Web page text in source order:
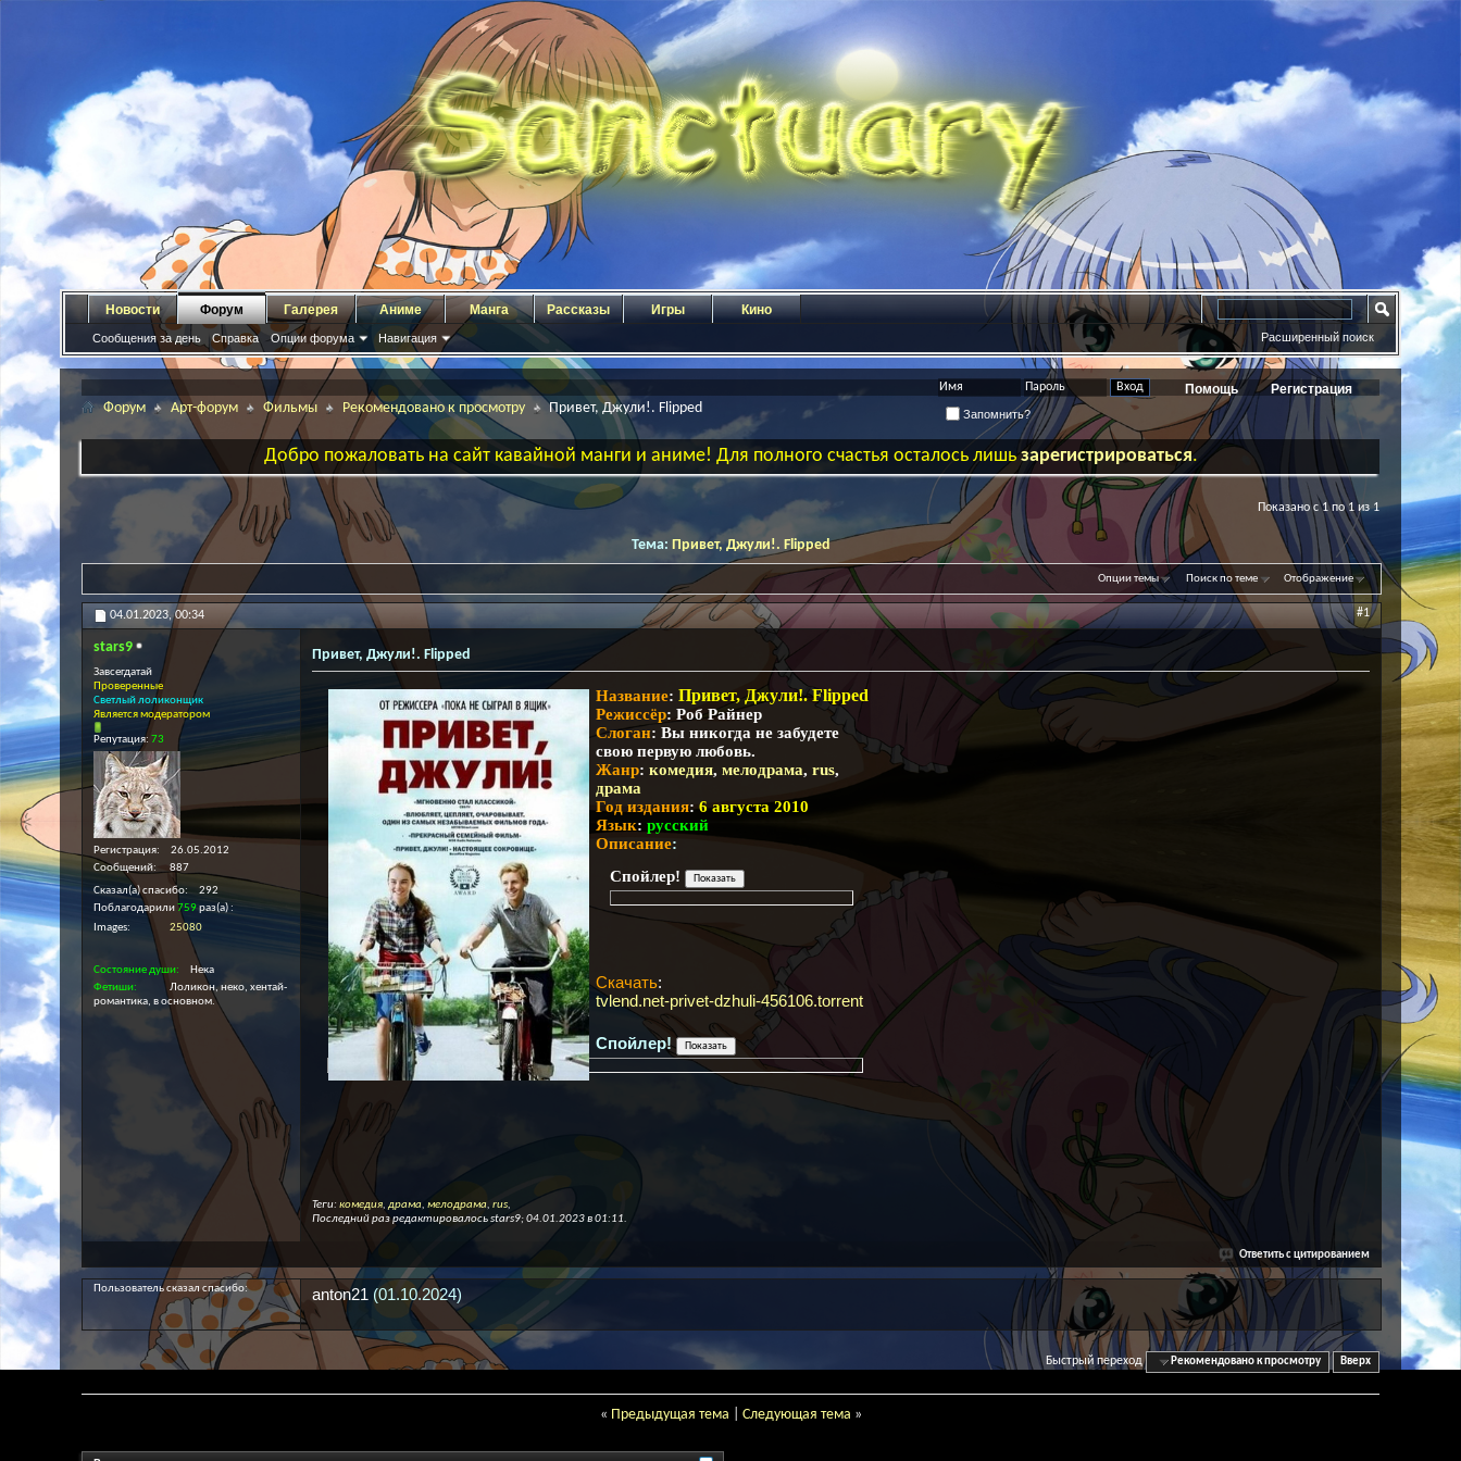
Регистрация
Помощь
Запомнить?
Новости Форум
Сообщения за день Справка Опции форума Навигация
Галерея Аниме Манга Рассказы Игры Кино
Расширенный поиск
Форум Арт-форум Фильмы Рекомендовано к просмотру Привет, Джули!. Flipped
Добро пожаловать на сайт кавайной манги и аниме! Для полного счастья осталось лишьзарегистрироваться.
Показано с 1 по 1 из 1
Тема: Привет, Джули!. Flipped
Опции темы Поиск по теме Отображение
04.01.2023,00:34 #1
stars9
Завсегдатай
Проверенные
Светлый лоликонщик
Является модератором
Репутация: 73
Регистрация
26.05.2012
Сообщений
887
Сказал(а) спасибо
292
Поблагодарили759раз(а)
Images
25080
Состояние души
Нека
Фетиши
Лоликон, неко, хентай-
романтика, в основном.
Привет, Джули!. Flipped
Название: Привет, Джули!. Flipped
Режиссёр: Роб Райнер
Слоган: Вы никогда не забудете
свою первую любовь.
Жанр: комедия, мелодрама, rus,
драма
Год издания:6 августа 2010
Язык: русский
Описание:
Спойлер!
Скачать:
tvlend.net-privet-dzhuli-456106.torrent
Спойлер!
Теги:комедия, драма, мелодрама, rus,
Последний раз редактировалось stars9; 04.01.2023 в01:11.
Ответить с цитированием
Пользователь сказал cпасибо: anton21 (01.10.2024)
Быстрый переход Рекомендовано к просмотру Вверх
« Предыдущая тема Следующая тема »